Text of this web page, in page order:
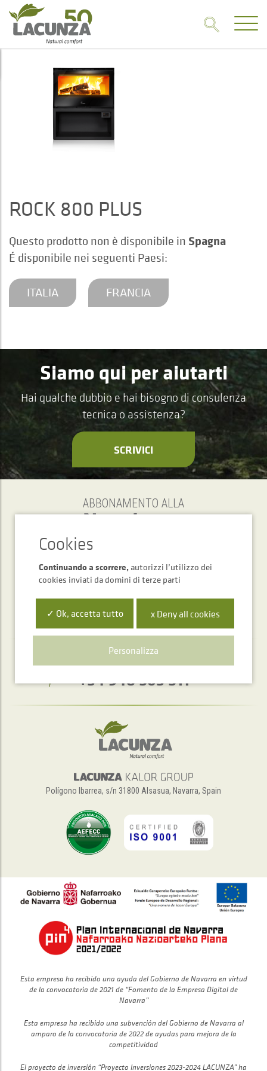
ROCK 800 PLUS
Questo prodotto non è disponibile in Spagna
É disponibile nei seguenti Paesi:
ITALIA FRANCIA
Siamo qui per aiutarti
Hai qualche dubbio e hai bisogno di consulenza
tecnica o assistenza?
SCRIVICI
ABBONAMENTO ALLA
Newsletter
INVIARE
Servizio di assistenza telefonica
+34 948 563 511
Polígono Ibarrea, s/n 31800 Alsasua, Navarra, Spain
Esta empresa ha recibido una ayuda del Gobierno de Navarra en virtud
de la convocatoria de 2021 de “Fomento de la Empresa Digital de
Navarra”
Esta empresa ha recibido una subvención del Gobierno de Navarra al
amparo de la convocatoria de 2022 de ayudas para mejora de la
competitividad
El proyecto de inversión “Proyecto Inversiones 2023-2024 LACUNZA” ha
Continuando a scorrere, autorizzi l’utilizzo dei
cookies inviati da domini di terze parti
✓ Ok, accetta tutto x Deny all cookies
Personalizza